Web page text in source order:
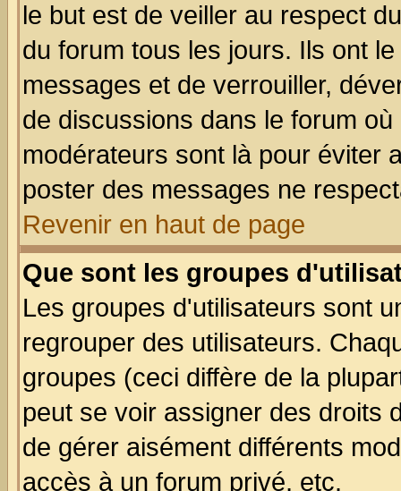
le but est de veiller au respect
du forum tous les jours. Ils ont
messages et de verrouiller,
de discussions dans le forum
modérateurs sont là pour éviter
poster des messages ne
Revenir en haut de page
Que sont les groupes
Les groupes d'utilisateurs sont
regrouper des utilisateurs.
groupes (ceci diffère de la
peut se voir assigner des droits
de gérer aisément différents
accès à un forum privé, etc.